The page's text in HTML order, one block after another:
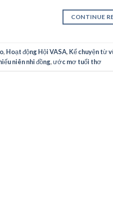
CONTINUE
, Hoạt động Hội VASA, Kể chuyện từ
niên nhi đồng,ước mơ tuổi thơ